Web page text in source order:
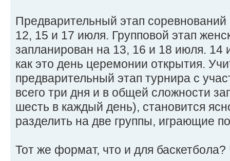
Предварительный этап
12, 15 и 17 июля. Групповой этап
запланирован на 13, 16 и 18 июля. 14
как это день церемонии открытия.
предварительный этап турнира с
всего три дня и в общей сложности
шесть в каждый день), становится
разделить на две группы, играющие
Тот же формат, что и для